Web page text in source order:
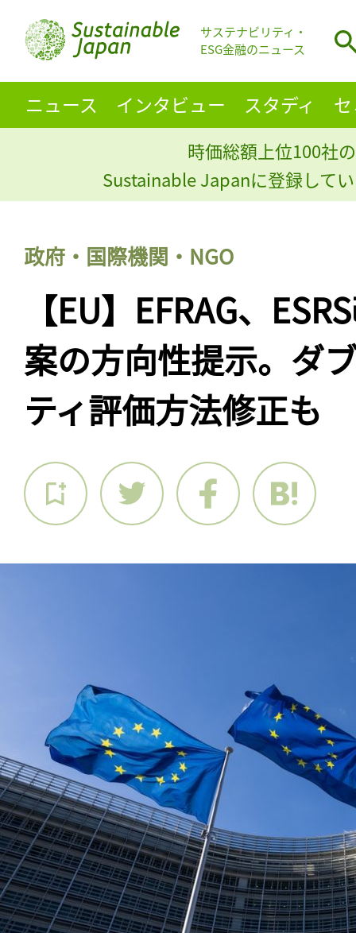
サステナビリティ・
ESG金融のニュース
ニュース インタビュー スタディ
時価総額上位100社
Sustainable Japanに登録して
政府・国際機関・NGO
【EU】EFRAG、
案の方向性提示。ダ
ティ評価方法修正も